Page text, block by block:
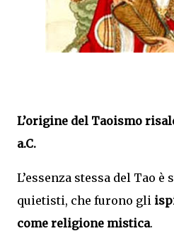
L’origine del Taoismo
a.C.
L’essenza stessa del Tao è
quietisti, che furono gli
come religione mistica.